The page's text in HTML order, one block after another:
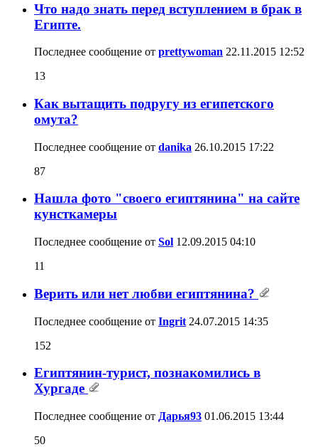
Что надо знать перед вступлением в брак в
Египте.
Последнее сообщение от prettywoman 22.11.2015 12:52
13
Как вытащить подругу из египетского
омута?
Последнее сообщение от danika 26.10.2015 17:22
87
Нашла фото "своего египтянина" на сайте
кунсткамеры
Последнее сообщение от Sol 12.09.2015 04:10
11
Верить или нет любви египтянина?
Последнее сообщение от Ingrit 24.07.2015 14:35
152
Египтянин-турист, познакомились в
Хургаде
Последнее сообщение от Дарья93 01.06.2015 13:44
50